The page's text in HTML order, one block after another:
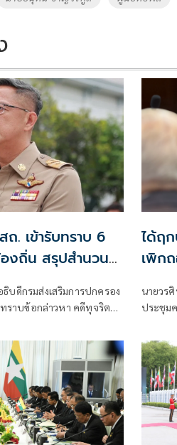
. เข้ารับทราบ 6
งถิ่น สรุปสำนวน
บดีกรมส่งเสริมการปกครอง
ราบข้อกล่าวหา คดีทุจริต
ได้ฤ
เพิก
นายวร
ประชุม
กรรมก
ที่ให้ยก
และป